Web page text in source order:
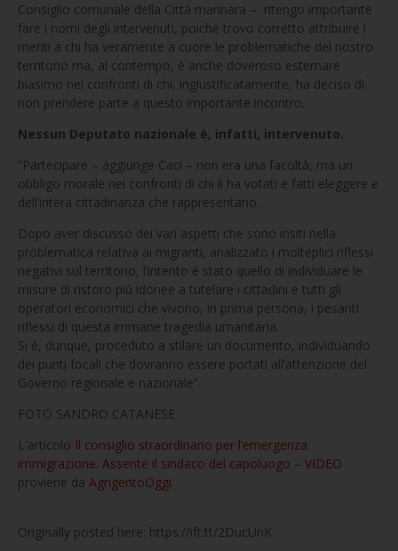
Consiglio comunale della Città marinara – ritengo importante
fare i nomi degli intervenuti, poiché trovo corretto attribuire i
meriti a chi ha veramente a cuore le problematiche del nostro
territorio ma, al contempo, è anche doveroso esternare
biasimo nei confronti di chi, ingiustificatamente, ha deciso di
non prendere parte a questo importante incontro.
Nessun Deputato nazionale è, infatti, intervenuto.
“Partecipare – aggiunge Caci – non era una facoltà, ma un
obbligo morale nei confronti di chi li ha votati e fatti eleggere e
dell’intera cittadinanza che rappresentano.
Dopo aver discusso dei vari aspetti che sono insiti nella
problematica relativa ai migranti, analizzato i molteplici riflessi
negativi sul territorio, l’intento è stato quello di individuare le
misure di ristoro più idonee a tutelare i cittadini e tutti gli
operatori economici che vivono, in prima persona, i pesanti
riflessi di questa immane tragedia umanitaria.
Si è, dunque, proceduto a stilare un documento, individuando
dei punti focali che dovranno essere portati all’attenzione del
Governo regionale e nazionale”.
FOTO SANDRO CATANESE
L'articolo Il consiglio straordinario per l’emergenza
immigrazione. Assente il sindaco del capoluogo – VIDEO
proviene da AgrigentoOggi.
Originally posted here: https://ift.tt/2DucUnK